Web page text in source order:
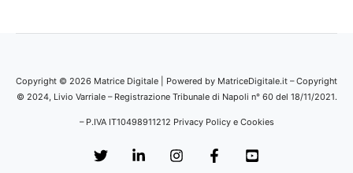
Copyright © 2026 Matrice Digitale | Powered by MatriceDigitale.it – Copyright
© 2024, Livio Varriale – Registrazione Tribunale di Napoli n° 60 del 18/11/2021.
– P.IVA IT10498911212 Privacy Policy e Cookies